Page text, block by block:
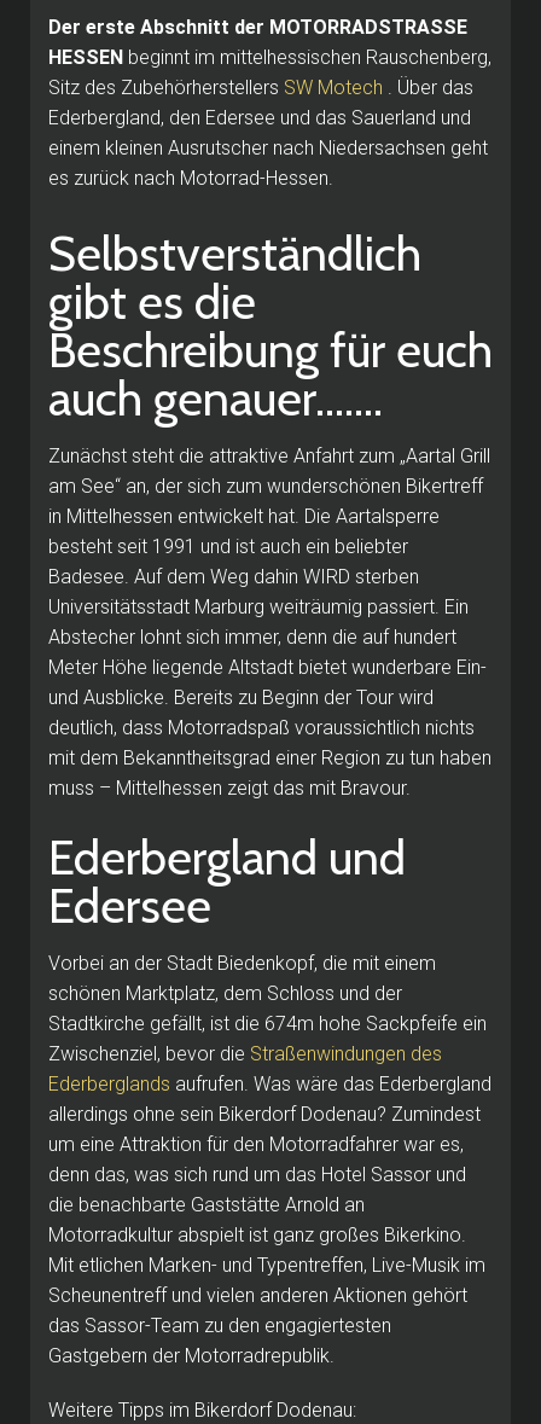
Der erste Abschnitt der MOTORRADSTRASSE
HESSEN beginnt im mittelhessischen Rauschenberg,
Sitz des Zubehörherstellers SW Motech . Über das
Ederbergland, den Edersee und das Sauerland und
einem kleinen Ausrutscher nach Niedersachsen geht
es zurück nach Motorrad-Hessen.
Selbstverständlich
gibt es die
Beschreibung für euch
auch genauer.......
Zunächst steht die attraktive Anfahrt zum „Aartal Grill
am See“ an, der sich zum wunderschönen Bikertreff
in Mittelhessen entwickelt hat. Die Aartalsperre
besteht seit 1991 und ist auch ein beliebter
Badesee. Auf dem Weg dahin WIRD sterben
Universitätsstadt Marburg weiträumig passiert. Ein
Abstecher lohnt sich immer, denn die auf hundert
Meter Höhe liegende Altstadt bietet wunderbare Ein-
und Ausblicke. Bereits zu Beginn der Tour wird
deutlich, dass Motorradspaß voraussichtlich nichts
mit dem Bekanntheitsgrad einer Region zu tun haben
muss – Mittelhessen zeigt das mit Bravour.
Ederbergland und
Edersee
Vorbei an der Stadt Biedenkopf, die mit einem
schönen Marktplatz, dem Schloss und der
Stadtkirche gefällt, ist die 674m hohe Sackpfeife ein
Zwischenziel, bevor die Straßenwindungen des
Ederberglands aufrufen. Was wäre das Ederbergland
allerdings ohne sein Bikerdorf Dodenau? Zumindest
um eine Attraktion für den Motorradfahrer war es,
denn das, was sich rund um das Hotel Sassor und
die benachbarte Gaststätte Arnold an
Motorradkultur abspielt ist ganz großes Bikerkino.
Mit etlichen Marken- und Typentreffen, Live-Musik im
Scheunentreff und vielen anderen Aktionen gehört
das Sassor-Team zu den engagiertesten
Gastgebern der Motorradrepublik.
Weitere Tipps im Bikerdorf Dodenau: